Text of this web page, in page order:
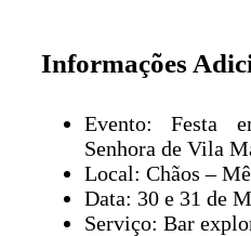
Informações
Evento: Festa
Senhora de Vila
Local: Chãos –
Data: 30 e 31 de
Serviço: Bar